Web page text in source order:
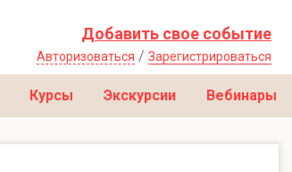
Добавить свое событие
Авторизоваться / Зарегистрироваться
Курсы Экскурсии Вебинары